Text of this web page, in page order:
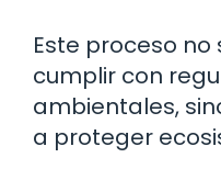
Este proceso
cumplir con
ambientales,
a proteger